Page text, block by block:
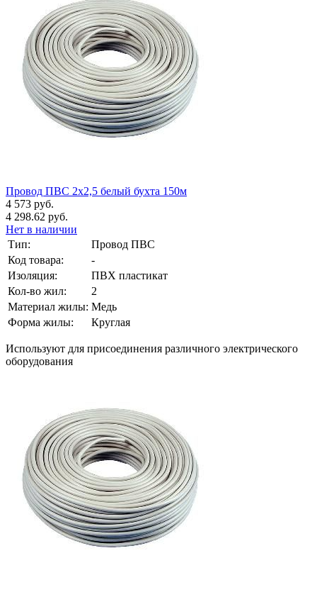
Провод ПВС 2х2,5 белый бухта 150м
4 573 руб.
4 298.62 руб.
Нет в наличии
Тип:
Провод ПВС
Код товара:
-
Изоляция:
ПВХ пластикат
Кол-во жил:
2
Материал жилы: Медь
Форма жилы:
Круглая
Используют для присоединения различного электрического
оборудования